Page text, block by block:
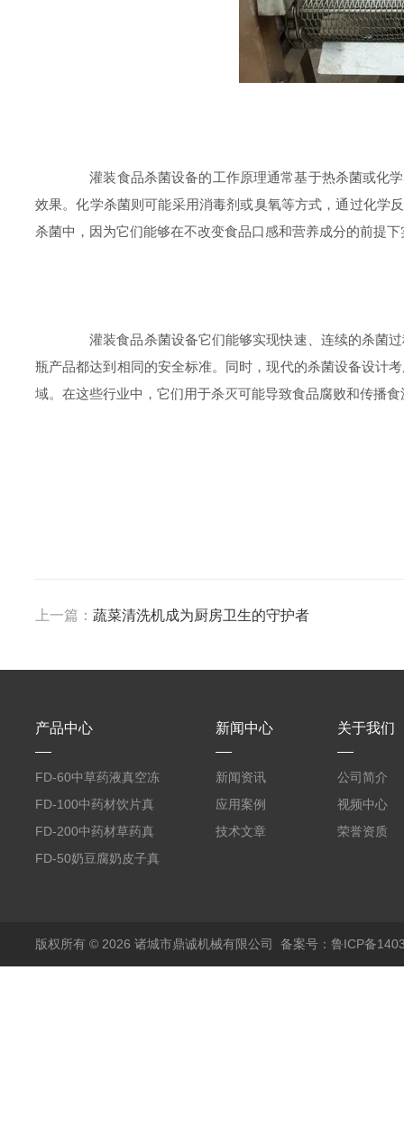
灌装食品杀菌设备的工作原理通常基于热杀菌或化学
效果。化学杀菌则可能采用消毒剂或臭氧等方式，通过化学
杀菌中，因为它们能够在不改变食品口感和营养成分的前提
灌装食品杀菌设备它们能够实现快速、连续的杀菌过
瓶产品都达到相同的安全标准。同时，现代的杀菌设备设计
域。在这些行业中，它们用于杀灭可能导致食品腐败和传播
上一篇： 蔬菜清洗机成为厨房卫生的守护者
产品中心
FD-60中草药液真空冻
干机
FD-100中药材饮片真
空冻干机
FD-200中药材草药真
空冻干机
FD-50奶豆腐奶皮子真
新闻中心
新闻资讯
应用案例
技术文章
关于我们
公司简介
视频中心
荣誉资质
版权所有 © 2026 诸城市鼎诚机械有限公司 备案号：鲁ICP备